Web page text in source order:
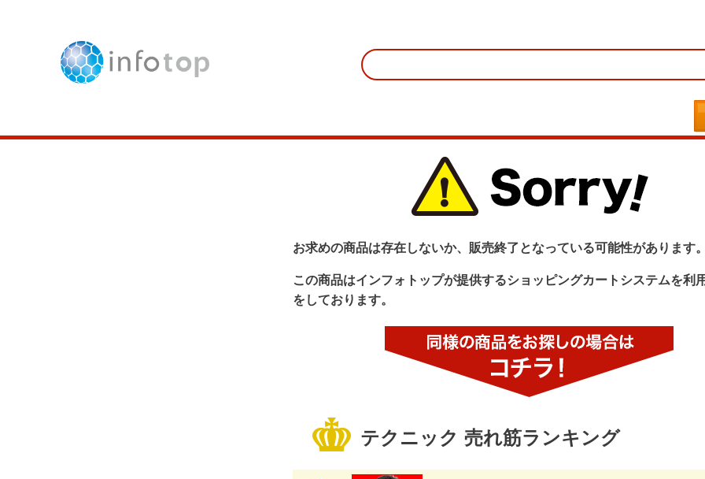
お求めの商品は存在しないか、販売終了となっている可能性があります。
この商品はインフォトップが提供するショッピングカートシステムを利
をしております。
テクニック 売れ筋ランキング